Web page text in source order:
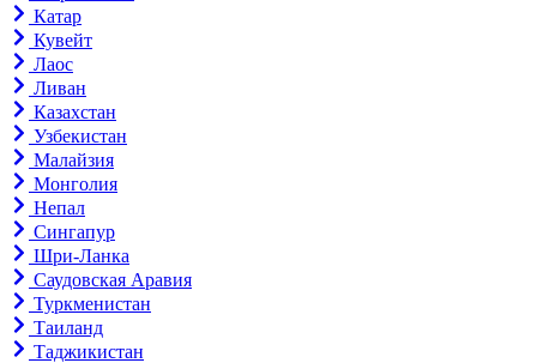
Катар
Кувейт
Лаос
Ливан
Казахстан
Узбекистан
Малайзия
Монголия
Непал
Сингапур
Шри-Ланка
Саудовская Аравия
Туркменистан
Таиланд
Таджикистан